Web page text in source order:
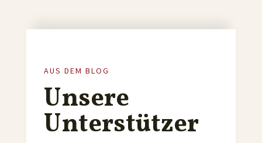
AUS DEM BLOG
Unsere
Unterstützer